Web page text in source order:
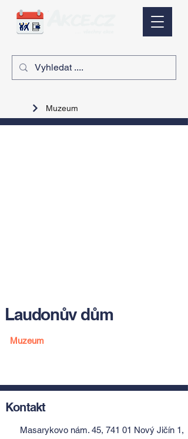
Muzeum
Laudonův dům
Muzeum
Kontakt
Masarykovo nám. 45, 741 01 Nový Jičín 1,